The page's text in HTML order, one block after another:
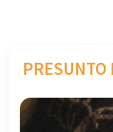
PRESUNTO